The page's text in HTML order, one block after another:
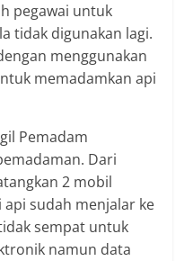
pegawai untuk
tidak digunakan lagi.
menggunakan
memadamkan api
Pemadam
Dari
2 mobil
api sudah menjalar ke
sempat untuk
namun data